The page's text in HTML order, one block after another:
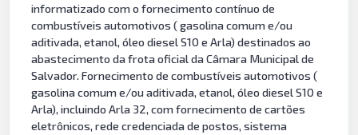
informatizado com o fornecimento contínuo de
combustíveis automotivos ( gasolina comum e/ou
aditivada, etanol, óleo diesel S10 e Arla) destinados ao
abastecimento da frota oficial da Câmara Municipal de
Salvador. Fornecimento de combustíveis automotivos (
gasolina comum e/ou aditivada, etanol, óleo diesel S10 e
Arla), incluindo Arla 32, com fornecimento de cartões
eletrônicos, rede credenciada de postos, sistema